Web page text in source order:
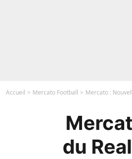
Accueil Mercato Football Mercato :
du